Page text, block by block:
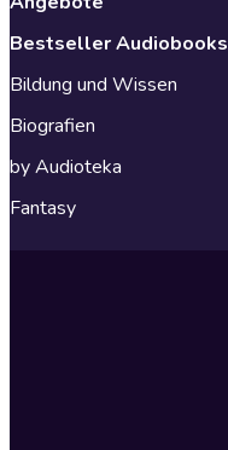
Bestseller Audiobooks
Bildung und Wissen
Biografien
by Audioteka
Fantasy